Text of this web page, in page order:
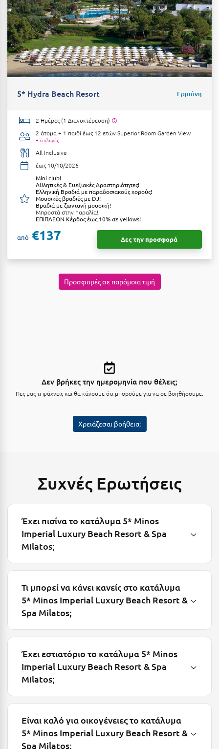
Κατερίνη
Κέα - Τζιά
Κερατέα
Κέρκυρα
Κεφαλονιά
Κοζάνη
Κοκκώνι Κορινθίας
Κομοτηνή
Κόνιτσα
Κόρινθος
Κορώνη
Κουρούτα Ηλείας
Λευκάδα
Λήμνος
Λίμνη Πλαστήρα
Λιτόχωρο
Λουτρά Πόζαρ
Λούτσα
Μαραθώνας Αττικής
Μαρώνεια
5* Hydra Beach Resort Ερμιόνη
2 Ημέρες (1 Διανυκτέρευση)
2 άτομα + 1 παιδί έως 12 ετώνSuperior Room Garden View
+ επιλογές
All Inclusive
έως 10/10/2026
Μini club!
Αθλητικές & Ευεξιακές Δραστηριότητες!
Ελληνική Βραδιά με παραδοσιακούς χορούς!
Μουσικές βραδιές με DJ!
Βραδιά με ζωντανή μουσική!
Μπροστά στην παραλία!
ΕΠΙΠΛΕΟΝ Κέρδος έως 10% σε yellows!
από €137 Δες την προσφορά
Προσφορές σε παρόμοια τιμή
Δεν βρήκες την ημερομηνία που θέλεις;
Πες μας τι ψάχνεις και θα κάνουμε ότι μπορούμε για να σε βοηθήσουμε.
Χρειάζεσαι βοήθεια;
Συχνές Ερωτήσεις
Έχει πισίνα το κατάλυμα 5* Minos
Imperial Luxury Beach Resort & Spa
Milatos;
Τι μπορεί να κάνει κανείς στο κατάλυμα
5* Minos Imperial Luxury Beach Resort &
Spa Milatos;
Έχει εστιατόριο το κατάλυμα 5* Minos
Imperial Luxury Beach Resort & Spa
Milatos;
Είναι καλό για οικογένειες το κατάλυμα
5* Minos Imperial Luxury Beach Resort &
Spa Milatos;